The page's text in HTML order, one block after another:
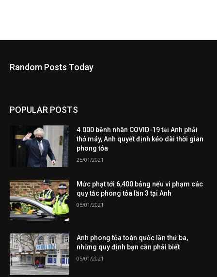
Random Posts Today
POPULAR POSTS
4.000 bệnh nhân COVID-19 tại Anh phải
thở máy, Anh quyết định kéo dài thời gian
phong tỏa
25/01/2021
Mức phạt tới 6,400 bảng nếu vi phạm các
quy tắc phong tỏa lần 3 tại Anh
05/01/2021
Anh phong tỏa toàn quốc lần thứ ba,
những quy định bạn cần phải biết
05/01/2021